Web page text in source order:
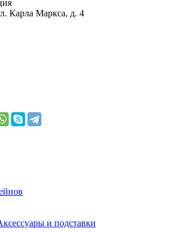
Карла Маркса, д. 4
и подставки